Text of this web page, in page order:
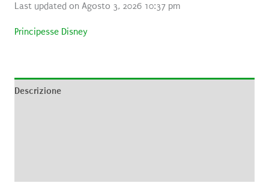
Last updated on Agosto 3, 2026 10:37 pm
Principesse Disney
Descrizione